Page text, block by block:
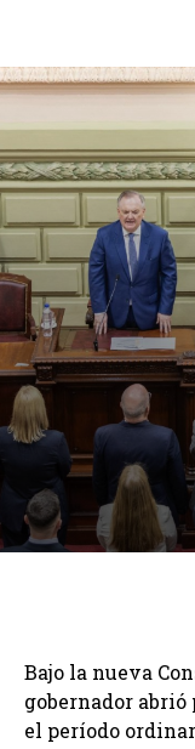
Bajo la nueva
gobernador abrió
el período